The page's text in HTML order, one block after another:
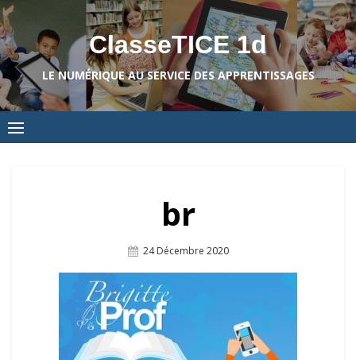
Skip
to
content
ClasseTICE 1d
LE NUMÉRIQUE AU SERVICE DES APPRENTISSAGES
br
Posted
24 Décembre 2020